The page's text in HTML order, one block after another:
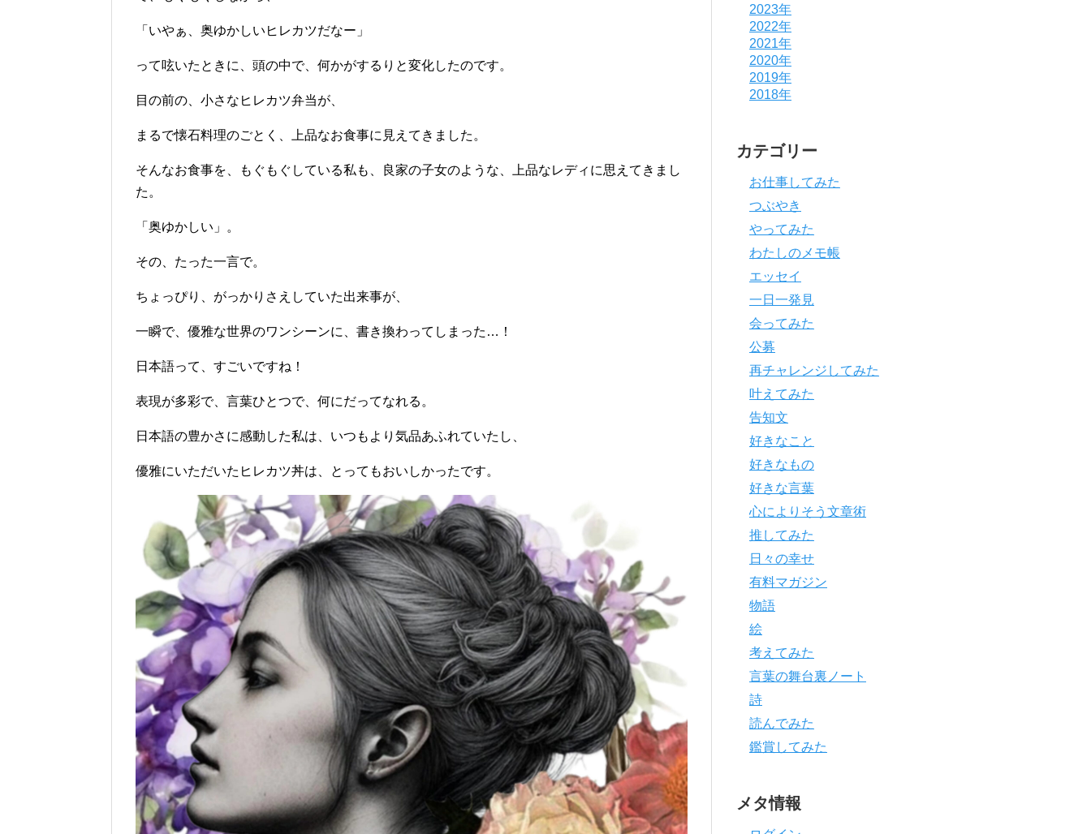
「いやぁ、奥ゆかしいヒレカツだなー」
って呟いたときに、頭の中で、何かがするりと変化したのです。
目の前の、小さなヒレカツ弁当が、
まるで懐石料理のごとく、上品なお食事に見えてきました。
そんなお食事を、もぐもぐしている私も、良家の子女のような、上品なレディに思えてきまし
た。
「奥ゆかしい」。
その、たった一言で。
ちょっぴり、がっかりさえしていた出来事が、
一瞬で、優雅な世界のワンシーンに、書き換わってしまった…！
日本語って、すごいですね！
表現が多彩で、言葉ひとつで、何にだってなれる。
日本語の豊かさに感動した私は、いつもより気品あふれていたし、
優雅にいただいたヒレカツ丼は、とってもおいしかったです。
2023年
2022年
2021年
2020年
2019年
2018年
カテゴリー
お仕事してみた
つぶやき
やってみた
わたしのメモ帳
エッセイ
一日一発見
会ってみた
公募
再チャレンジしてみた
叶えてみた
告知文
好きなこと
好きなもの
好きな言葉
心によりそう文章術
推してみた
日々の幸せ
有料マガジン
物語
絵
考えてみた
言葉の舞台裏ノート
詩
読んでみた
鑑賞してみた
メタ情報